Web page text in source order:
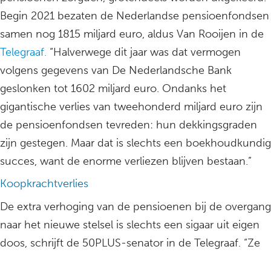
Begin 2021 bezaten de Nederlandse pensioenfondsen
samen nog 1815 miljard euro, aldus Van Rooijen in de
Telegraaf. “Halverwege dit jaar was dat vermogen
volgens gegevens van De Nederlandsche Bank
geslonken tot 1602 miljard euro. Ondanks het
gigantische verlies van tweehonderd miljard euro zijn
de pensioenfondsen tevreden: hun dekkingsgraden
zijn gestegen. Maar dat is slechts een boekhoudkundig
succes, want de enorme verliezen blijven bestaan.”
Koopkrachtverlies
De extra verhoging van de pensioenen bij de overgang
naar het nieuwe stelsel is slechts een sigaar uit eigen
doos, schrijft de 50PLUS-senator in de Telegraaf. “Ze